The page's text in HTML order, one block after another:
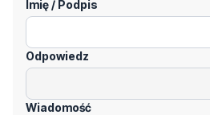
Imię / Podpis
Odpowiedz
Wiadomość